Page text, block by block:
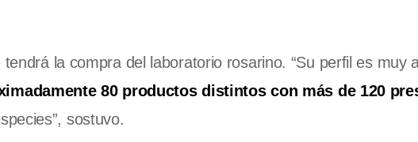
la compra del laboratorio rosarino. “Su perfil es muy
80 productos distintos con más de 120
sostuvo.